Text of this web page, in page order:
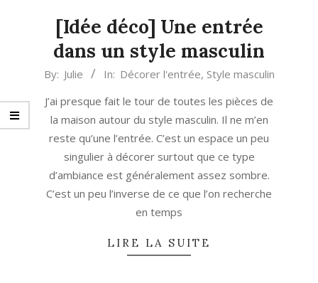
[Idée déco] Une entrée
dans un style masculin
2022-
11
By: Julie In: Décorer l'entrée, Style masculin
J’ai presque fait le tour de toutes les pièces de
la maison autour du style masculin. Il ne m’en
reste qu’une l’entrée. C’est un espace un peu
singulier à décorer surtout que ce type
d’ambiance est généralement assez sombre.
C’est un peu l’inverse de ce que l’on recherche
en temps
LIRE LA SUITE